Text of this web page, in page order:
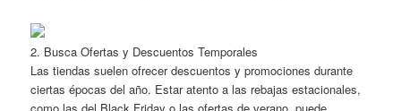
2. Busca Ofertas y Descuentos Temporales
Las tiendas suelen ofrecer descuentos y promociones durante
ciertas épocas del año. Estar atento a las rebajas estacionales,